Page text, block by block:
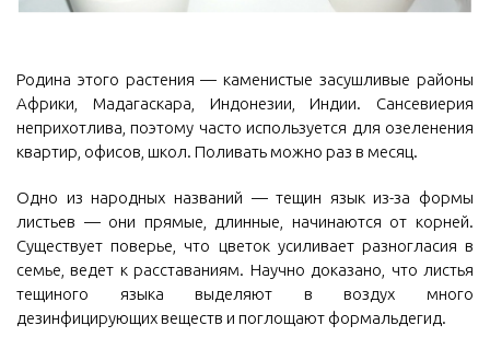
Родина этого растения — каменистые засушливые районы
Африки, Мадагаскара, Индонезии, Индии. Сансевиерия
неприхотлива, поэтому часто используется для озеленения
квартир, офисов, школ. Поливать можно раз в месяц.
Одно из народных названий — тещин язык из-за формы
листьев — они прямые, длинные, начинаются от корней.
Существует поверье, что цветок усиливает разногласия в
семье, ведет к расставаниям. Научно доказано, что листья
тещиного языка выделяют в воздух много
дезинфицирующих веществ и поглощают формальдегид.